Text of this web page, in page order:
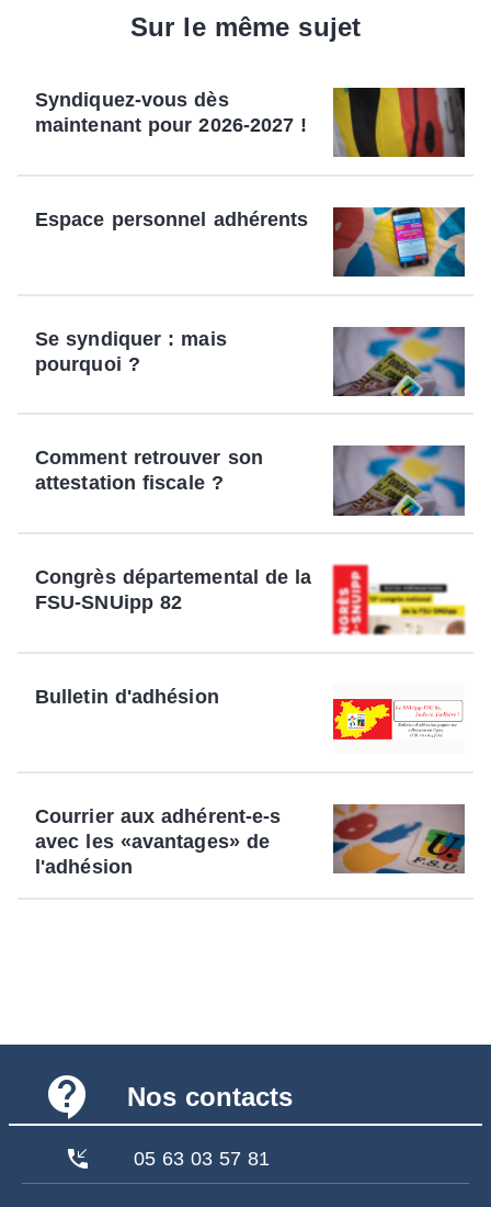
Sur le même sujet
Syndiquez-vous dès
maintenant pour 2026-2027 !
Espace personnel adhérents
Se syndiquer : mais
pourquoi ?
Comment retrouver son
attestation fiscale ?
Congrès départemental de la
FSU-SNUipp 82
Bulletin d'adhésion
Courrier aux adhérent-e-s
avec les «avantages» de
l'adhésion
contact_support Nos contacts
phone_callback 05 63 03 57 81